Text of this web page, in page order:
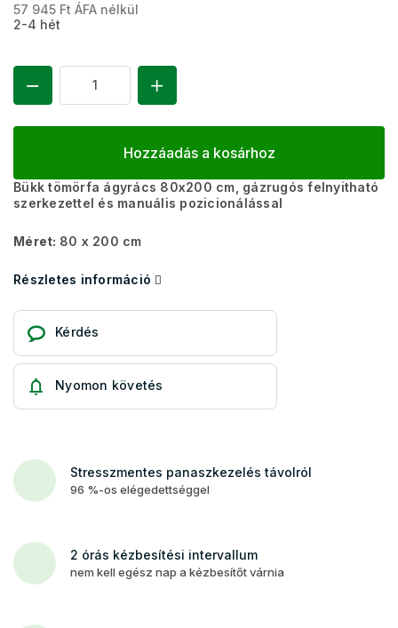
57 945 Ft ÁFA nélkül
2-4 hét
Hozzáadás a kosárhoz
Bükk tömörfa ágyrács 80x200 cm, gázrugós felnyitható
szerkezettel és manuális pozicionálással
Méret: 80 x 200 cm
Részletes információ
Kérdés
Nyomon követés
Stresszmentes panaszkezelés távolról
96 %-os elégedettséggel
2 órás kézbesítési intervallum
nem kell egész nap a kézbesítőt várnia